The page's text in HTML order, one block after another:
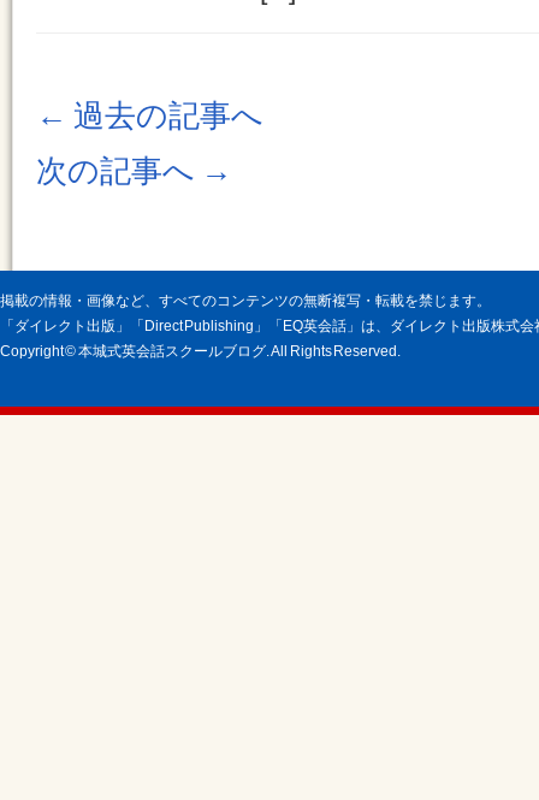
← 過去の記事へ
次の記事へ →
掲載の情報・画像など、すべてのコンテンツの無断複写・転載を禁じます。
「ダイレクト出版」「Direct Publishing」「EQ英会話」は、ダイレクト出版株式
Copyright © 本城式英会話スクールブログ. All Rights Reserved.